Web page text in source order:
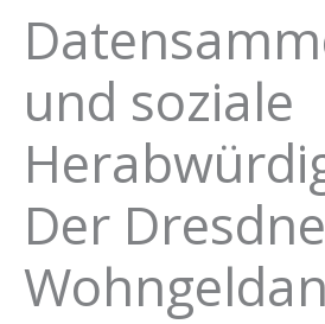
und soziale
Der